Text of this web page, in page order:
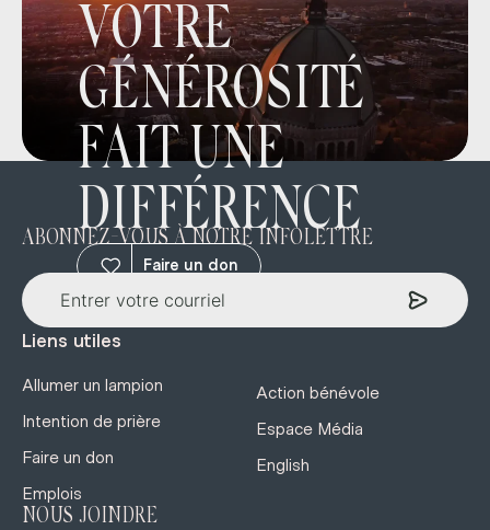
VOTRE
GÉNÉROSITÉ
FAIT UNE
DIFFÉRENCE
Faire un don
ABONNEZ-VOUS À NOTRE INFOLETTRE
Liens utiles
Allumer un lampion
Intention de prière
Faire un don
Emplois
Action bénévole
Espace Média
English
NOUS JOINDRE